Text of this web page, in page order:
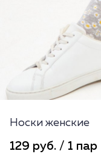
Носки женские
129 руб. / 1 пар